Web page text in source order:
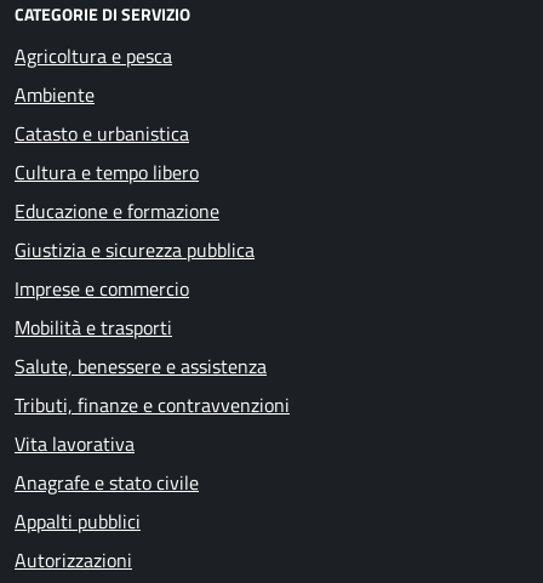
CATEGORIE DI SERVIZIO
Agricoltura e pesca
Ambiente
Catasto e urbanistica
Cultura e tempo libero
Educazione e formazione
Giustizia e sicurezza pubblica
Imprese e commercio
Mobilità e trasporti
Salute, benessere e assistenza
Tributi, finanze e contravvenzioni
Vita lavorativa
Anagrafe e stato civile
Appalti pubblici
Autorizzazioni